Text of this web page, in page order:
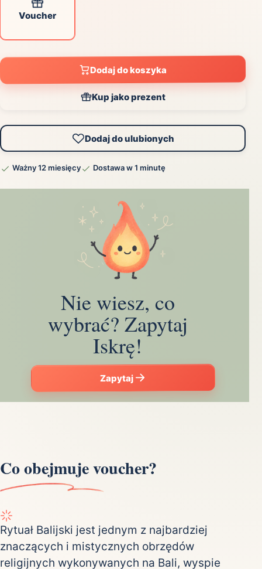
Voucher
Dodaj do koszyka
Kup jako prezent
Dodaj do ulubionych
Ważny 12 miesięcy Dostawa w 1 minutę
Nie wiesz, co
wybrać? Zapytaj
Iskrę!
Zapytaj
Co obejmuje voucher?
Rytuał Balijski jest jednym z najbardziej
znaczących i mistycznych obrzędów
religijnych wykonywanych na Bali, wyspie